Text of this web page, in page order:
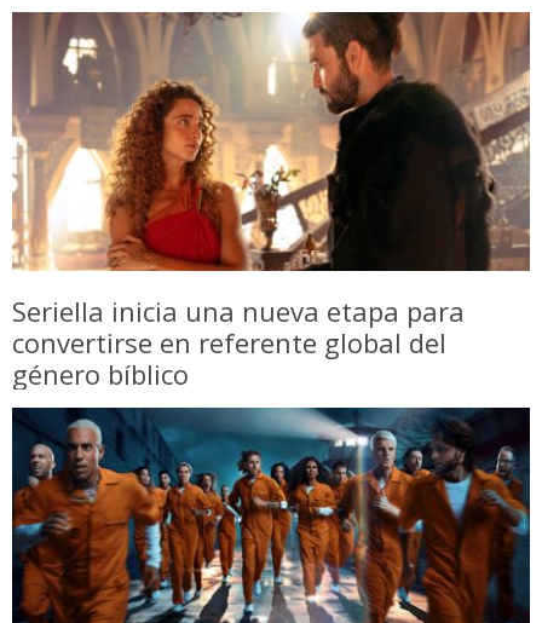
Seriella inicia una nueva etapa para
convertirse en referente global del
género bíblico